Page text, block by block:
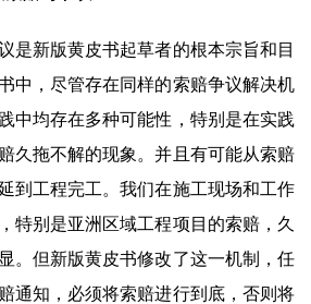
是新版黄皮书起草者的根本宗旨和目
中，尽管存在同样的索赔争议解决机
中均存在多种可能性，特别是在实践
久拖不解的现象。并且有可能从索赔
到工程完工。我们在施工现场和工作
特别是亚洲区域工程项目的索赔，久
。但新版黄皮书修改了这一机制，任
通知，必须将索赔进行到底，否则将